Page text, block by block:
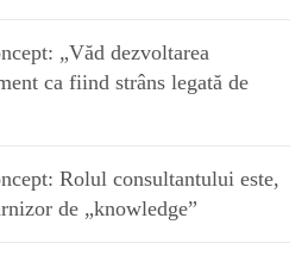
„Văd dezvoltarea
ca fiind strâns legată de
Rolul consultantului este,
de „knowledge”